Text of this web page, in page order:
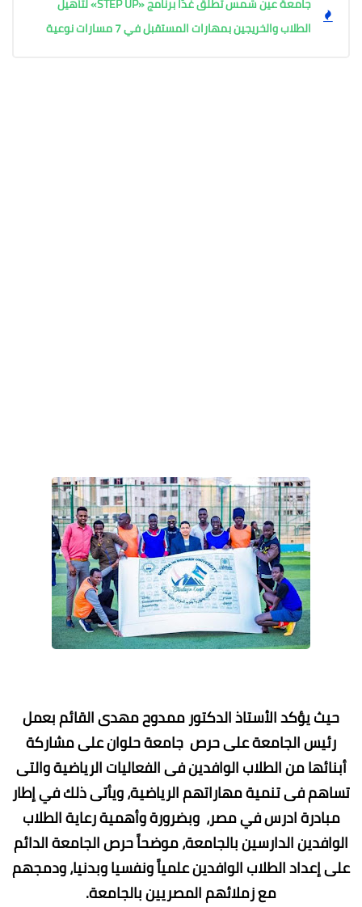
الطلاب والخريجين بمهارات المستقبل في 7 مسارات نوعية
حيث يؤكد الأستاذ الدكتور ممدوح مهدى القائم بعمل
رئيس الجامعة على حرص جامعة حلوان على مشاركة
أبنائها من الطلاب الوافدين فى الفعاليات الرياضية والتى
تساهم فى تنمية مهاراتهم الرياضية، ويأتى ذلك في إطار
مبادرة ادرس في مصر، وبضرورة وأهمية رعاية الطلاب
الوافدين الدارسين بالجامعة، موضحاً حرص الجامعة الدائم
على إعداد الطلاب الوافدين علمياً ونفسيا وبدنيا، ودمجهم
مع زملائهم المصريين بالجامعة.